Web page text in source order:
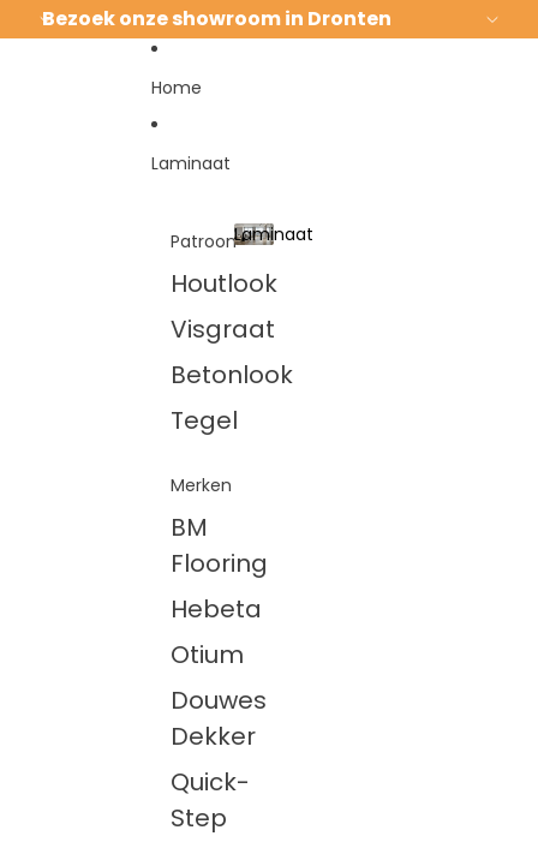
Bezoek onze showroom in Dronten
Home
Laminaat
Patroon
Houtlook
Visgraat
Betonlook
Tegel
Merken
BM
Flooring
Hebeta
Otium
Douwes
Dekker
Quick-
Step
Laminaat
Laminaat